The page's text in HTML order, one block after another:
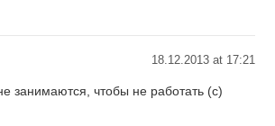
18.12.2013 at 17:21
занимаются, чтобы не работать (с)